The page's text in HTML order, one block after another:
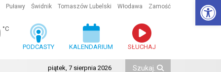
Puławy Świdnik Tomaszów Lubelski Włodawa Zamość
°C
PODCASTY KALENDARIUM SŁUCHAJ
piątek, 7 sierpnia 2026